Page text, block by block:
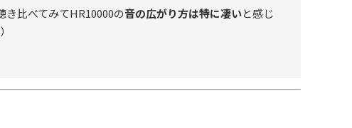
き比べてみてHR10000の音の広がり方は特に凄いと感じ